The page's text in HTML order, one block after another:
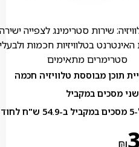
שירות סטרימינג לצפייה
בטלוויזיות חכמות
סטרימרים מתאימים
תוכן מבוססת טלוויזיה חכמה
מסכים במקביל